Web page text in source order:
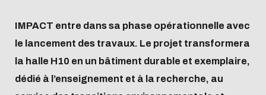
IMPACT entre dans sa phase opérationnelle avec
le lancement des travaux. Le projet transformera
la halle H10 en un bâtiment durable et exemplaire,
dédié à l’enseignement et à la recherche, au